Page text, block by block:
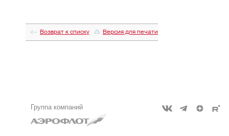
Возврат к списку Версия для печати
Группа компаний